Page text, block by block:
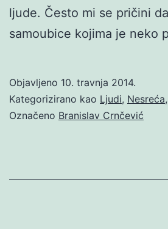
ljude. Često mi se pričini
samoubice kojima je neko
Objavljeno 10. travnja 2014.
Kategorizirano kao Ljudi, Nesreća,
Označeno Branislav Crnčević